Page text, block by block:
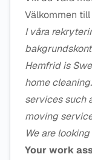
Välkommen
I våra
Hemfrid is
home
services such
moving
We are
Your work